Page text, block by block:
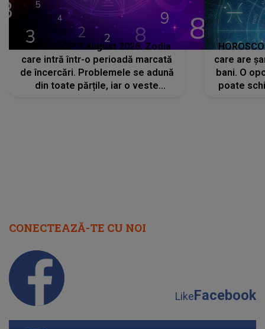
HOROSCOP 7 august 2026. Zodia
care intră într-o perioadă marcată
de încercări. Problemele se adună
din toate părțile, iar o veste
care are
bani. O
poate
CONECTEAZĂ-TE CU NOI
LikeFacebook